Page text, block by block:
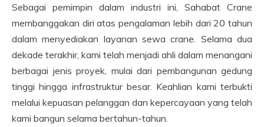
Sebagai pemimpin dalam industri ini, Sahabat Crane
membanggakan diri atas pengalaman lebih dari 20 tahun
dalam menyediakan layanan sewa crane. Selama dua
dekade terakhir, kami telah menjadi ahli dalam menangani
berbagai jenis proyek, mulai dari pembangunan gedung
tinggi hingga infrastruktur besar. Keahlian kami terbukti
melalui kepuasan pelanggan dan kepercayaan yang telah
kami bangun selama bertahun-tahun.